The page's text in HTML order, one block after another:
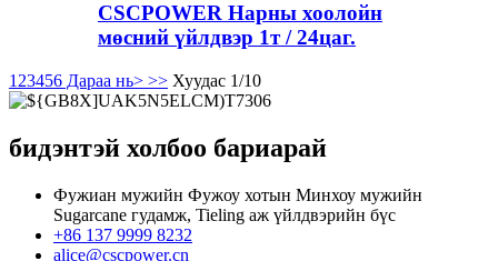
CSCPOWER Нарны хоолойн
мөсний үйлдвэр 1т / 24цаг.
1 23456 Дараа нь> >> Хуудас 1/10
бидэнтэй холбоо бариарай
Фужиан мужийн Фужоу хотын Минхоу мужийн
Sugarcane гудамж, Tieling аж үйлдвэрийн бүс
+86 137 9999 8232
alice@cscpower.cn